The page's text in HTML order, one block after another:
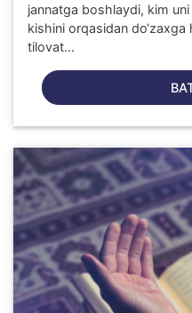
jannatga boshlaydi, kim
kishini orqasidan do‘zaxga
tilovat...